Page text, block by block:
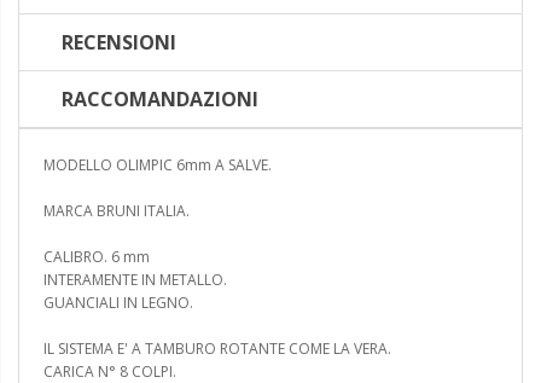
RECENSIONI
RACCOMANDAZIONI
MODELLO OLIMPIC 6mm A SALVE.
MARCA BRUNI ITALIA.
CALIBRO. 6 mm
INTERAMENTE IN METALLO.
GUANCIALI IN LEGNO.
IL SISTEMA E' A TAMBURO ROTANTE COME LA VERA.
CARICA N° 8 COLPI.